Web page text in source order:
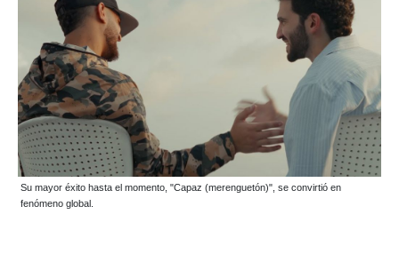
Su mayor éxito hasta el momento, "Capaz (merenguetón)", se convirtió en
fenómeno global.